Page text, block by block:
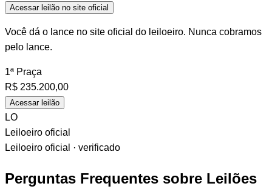
Acessar leilão no site oficial
Você dá o lance no site oficial do leiloeiro. Nunca cobramos
pelo lance.
1ª Praça
R$ 235.200,00
Acessar leilão
LO
Leiloeiro oficial
Leiloeiro oficial · verificado
Perguntas Frequentes sobre Leilões